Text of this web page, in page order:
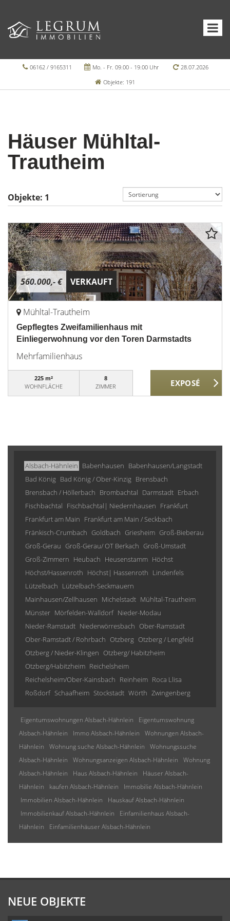
06162 / 9165311 Mo. - Fr. 09.00 - 19.00 Uhr
28.07.2026
Objekte: 191
Häuser Mühltal-
Trautheim
Objekte: 1
560.000,- € VERKAUFT
Mühltal-Trautheim
Gepflegtes Zweifamilienhaus mit
Einliegerwohnung vor den Toren Darmstadts
Mehrfamilienhaus
225 m²
WOHNFLÄCHE
8
ZIMMER
Alsbach-Hähnlein Babenhausen Babenhausen/Langstadt
Bad König Bad König / Ober-Kinzig Brensbach
Brensbach / Höllerbach Brombachtal Darmstadt Erbach
Fischbachtal Fischbachtal| Niedernhausen Frankfurt
Frankfurt am Main Frankfurt am Main / Seckbach
Fränkisch-Crumbach Goldbach Griesheim Groß-Bieberau
Groß-Gerau Groß-Gerau/ OT Berkach Groß-Umstadt
Groß-Zimmern Heubach Heusenstamm Höchst
Höchst/Hassenroth Höchst| Hassenroth Lindenfels
Lützelbach Lützelbach-Seckmauern
Mainhausen/Zellhausen Michelstadt Mühltal-Trautheim
Münster Mörfelden-Walldorf Nieder-Modau
Nieder-Ramstadt Niederwörresbach Ober-Ramstadt
Ober-Ramstadt / Rohrbach Otzberg Otzberg / Lengfeld
Otzberg / Nieder-Klingen Otzberg/ Habitzheim
Otzberg/Habitzheim Reichelsheim
Reichelsheim/Ober-Kainsbach Reinheim Roca Llisa
Roßdorf Schaafheim Stockstadt Wörth Zwingenberg
Eigentumswohnungen Alsbach-Hähnlein
Eigentumswohnung
Alsbach-Hähnlein
Immo Alsbach-Hähnlein
Wohnungen Alsbach-
Hähnlein
Wohnung suche Alsbach-Hähnlein
Wohnungssuche
Alsbach-Hähnlein
Wohnungsanzeigen Alsbach-Hähnlein
Wohnung
Alsbach-Hähnlein
Haus Alsbach-Hähnlein
Häuser Alsbach-
Hähnlein
kaufen Alsbach-Hähnlein
Immobilie Alsbach-Hähnlein
Immobilien Alsbach-Hähnlein
Hauskauf Alsbach-Hähnlein
Immobilienkauf Alsbach-Hähnlein
Einfamilienhaus Alsbach-
Hähnlein
Einfamilienhäuser Alsbach-Hähnlein
NEUE OBJEKTE